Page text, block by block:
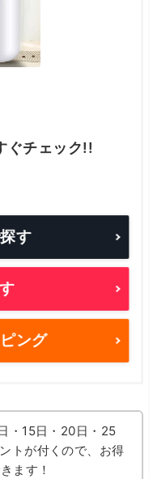
ぐチェック!!
す
ング
・15日・20日・25
トが付くので、お得
ます！